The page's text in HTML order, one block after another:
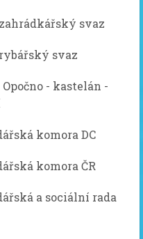
svaz
svaz
- kastelán -
komora DC
komora ČR
a sociální rada